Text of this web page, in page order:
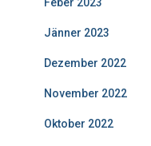
Jänner 2023
Dezember 2022
November 2022
Oktober 2022